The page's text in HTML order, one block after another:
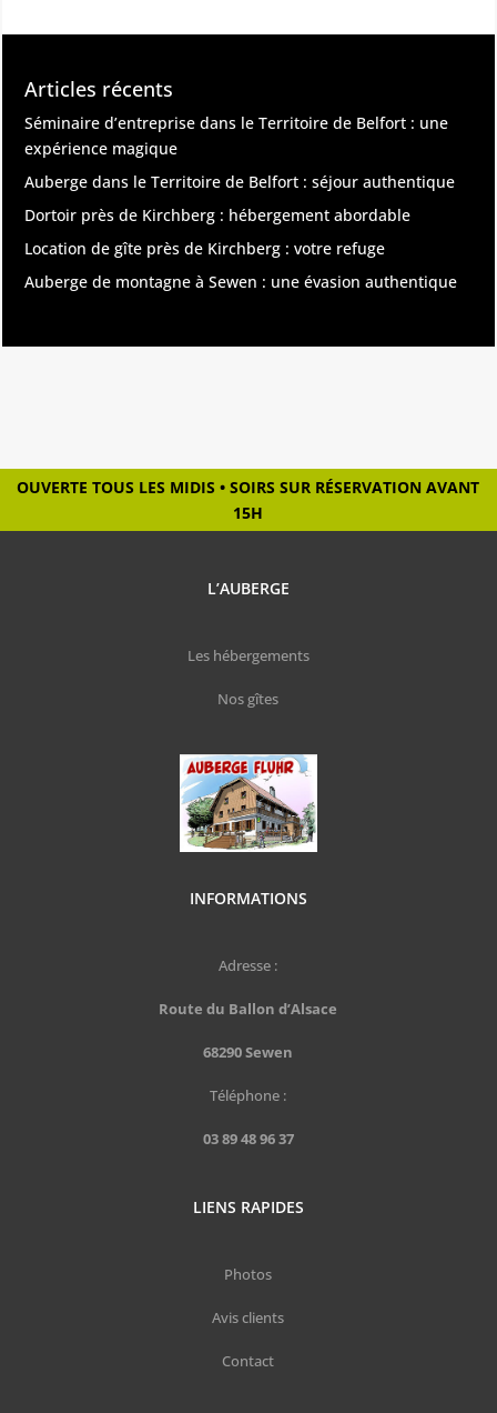
Articles récents
Séminaire d’entreprise dans le Territoire de Belfort : une
expérience magique
Auberge dans le Territoire de Belfort : séjour authentique
Dortoir près de Kirchberg : hébergement abordable
Location de gîte près de Kirchberg : votre refuge
Auberge de montagne à Sewen : une évasion authentique
OUVERTE TOUS LES MIDIS • SOIRS SUR RÉSERVATION AVANT
15H
L’AUBERGE
Les hébergements
Nos gîtes
INFORMATIONS
Adresse :
Route du Ballon d’Alsace
68290 Sewen
Téléphone :
03 89 48 96 37
LIENS RAPIDES
Photos
Avis clients
Contact